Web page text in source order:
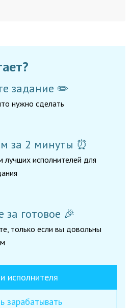
задание ✏️
нужно сделать
за 2 минуты ⏰
лучших исполнителей для
за готовое 🎉
только если вы довольны
исполнителя
зарабатывать